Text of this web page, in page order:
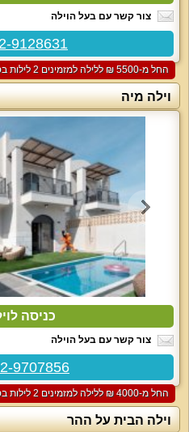
צור קשר עם בעל הוילה
052-9128631
החל מ-‏5500 ₪ ללילה למזמינים 2 לילות בסופ"ש הקרוב
וילה מיה
כניסה
צור קשר עם בעל הוילה
052-9707856 -
החל מ-‏4000 ₪ ללילה למזמינים 2 לילות בסופ"ש הקרוב
וילה הבית על ההר